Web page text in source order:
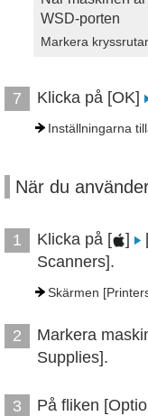
WSD-porten
Markera
7 Klicka på [OK]
Inställningarna
När du
1 Klicka på [ ]
Scanners].
Skärmen
2
Markera
Supplies].
3
På fliken